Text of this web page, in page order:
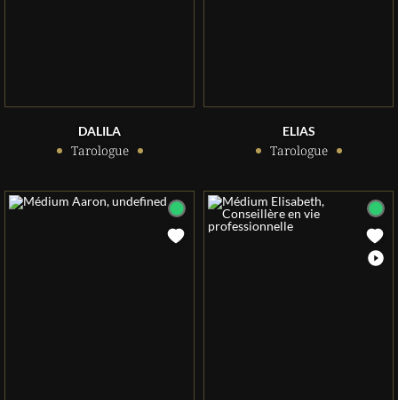
DALILA
Tarologue
ELIAS
Tarologue